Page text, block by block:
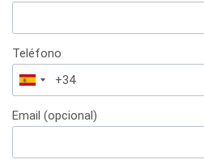
Teléfono
España
+34
Email (opcional)